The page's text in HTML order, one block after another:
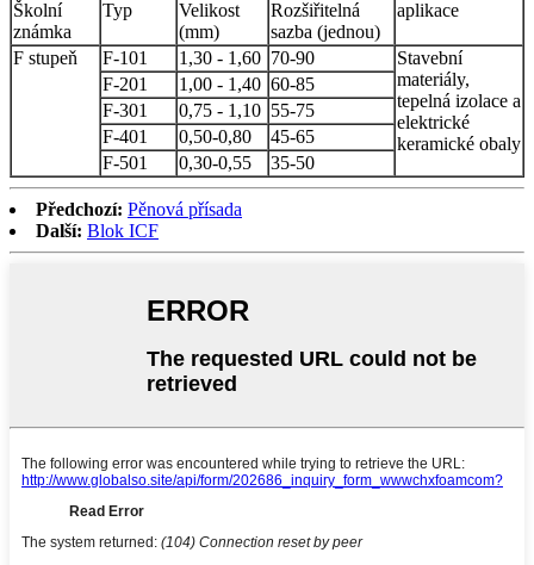
Školní
známka
Typ
Velikost
(mm)
Rozšiřitelná
sazba (jednou)
aplikace
F stupeň F-101 1,30 - 1,60 70-90
Stavební
materiály,
tepelná izolace a
elektrické
keramické obaly
F-201 1,00 - 1,40 60-85
F-301
0,75 - 1,10 55-75
F-401
0,50-0,80
45-65
F-501
0,30-0,55 35-50
Předchozí: Pěnová přísada
Další: Blok ICF